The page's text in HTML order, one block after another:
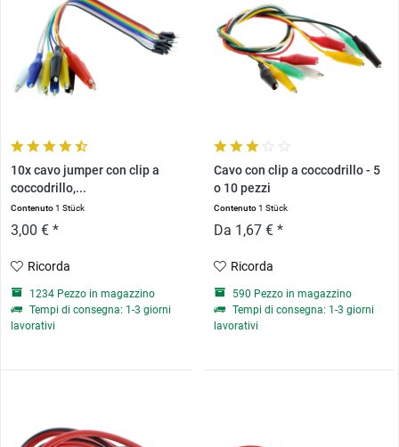
10x cavo jumper con clip a
coccodrillo,...
Contenuto1 Stück
3,00 € *
Ricorda
1234 Pezzo in magazzino
Tempi di consegna: 1-3 giorni
lavorativi
Cavo con clip a coccodrillo - 5
o 10 pezzi
Contenuto1 Stück
Da 1,67 € *
Ricorda
590 Pezzo in magazzino
Tempi di consegna: 1-3 giorni
lavorativi